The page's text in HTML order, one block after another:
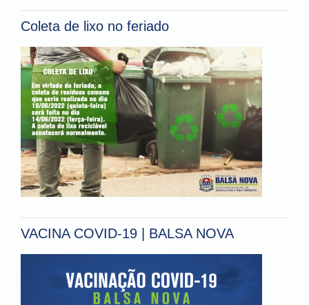
Coleta de lixo no feriado
VACINA COVID-19 | BALSA NOVA